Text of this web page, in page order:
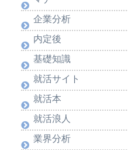
企業分析
内定後
基礎知識
就活サイト
就活本
就活浪人
業界分析